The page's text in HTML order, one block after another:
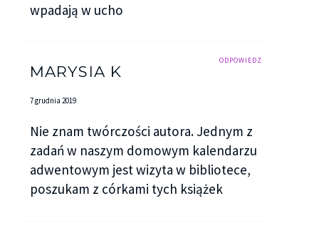
wpadają w ucho
ODPOWIEDZ
MARYSIA K
7 grudnia 2019
Nie znam twórczości autora. Jednym z
zadań w naszym domowym kalendarzu
adwentowym jest wizyta w bibliotece,
poszukam z córkami tych książek